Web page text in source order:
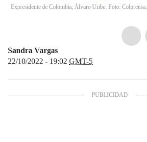
Expresidente de Colombia, Álvaro Uribe. Foto: Colprensa.
Sandra Vargas
22/10/2022 - 19:02 GMT-5